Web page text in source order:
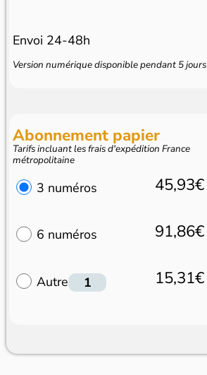
Envoi 24-48h
Version numérique disponible pendant 5 jours
Abonnement papier
Tarifs incluant les frais d'expédition France
métropolitaine
3 numéros 45,93€
6 numéros 91,86€
Autre 15,31€